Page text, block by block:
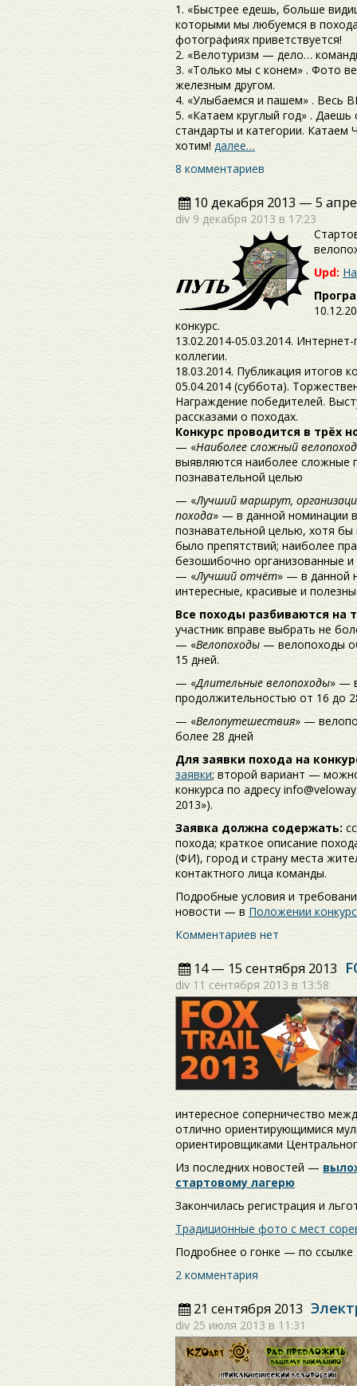
1. «Быстрее едешь, больше
которыми мы любуемся в
фотографиях приветствуется!
2. «Велотуризм — дело…
3. «Только мы с конем» . Фото
железным другом.
4. «Улыбаемся и пашем» . Весь
5. «Катаем круглый год» .
стандарты и категории.
хотим! далее…
8 комментариев
10 декабря 2013 — 5
div 9 декабря 2013 в 17:23
Upd:
конкурс.
13.02.2014-05.03.2014.
коллегии.
18.03.2014. Публикация итогов
05.04.2014 (суббота).
Награждение победителей.
рассказами о походах.
Конкурс проводится в трёх
— «Наиболее сложный велопоход
выявляются наиболее сложные
познавательной целью
— «Лучший маршрут,
похода» — в данной номинации
познавательной целью, хотя
было препятствий; наиболее
безошибочно организованные
— «Лучший отчёт» — в данной
интересные, красивые и
Все походы разбиваются на
участник вправе выбрать не
— «Велопоходы — велопоходы
15 дней.
— «Длительные велопоходы» —
продолжительностью от 16 до
— «Велопутешествия» —
более 28 дней
Для заявки похода на
заявки; второй вариант —
конкурса по адресу
2013»).
Заявка должна содержать:
похода; краткое описание
(ФИ), город и страну места
контактного лица команды.
Подробные условия и
новости — в Положении
Комментариев нет
14 — 15 сентября 2013
div 11 сентября 2013 в 13:58
интересное соперничество
отлично ориентирующимися
ориентировщиками
Из последних новостей —
стартовому лагерю
Закончилась регистрация и
Традиционные фото с мест
Подробнее о гонке — по
2 комментария
21 сентября 2013
div 25 июля 2013 в 11:31